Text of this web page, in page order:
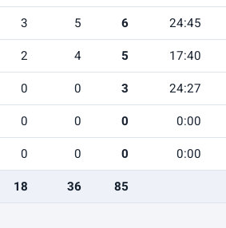
24:45
6
5
3
17:40
5
4
2
24:27
3
0
0
0:00
0
0
0
0:00
0
0
0
85
36
18